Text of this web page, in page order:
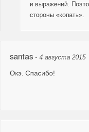
и выражений.
стороны «копать».
santas - 4 августа 2015
Окэ. Спасибо!